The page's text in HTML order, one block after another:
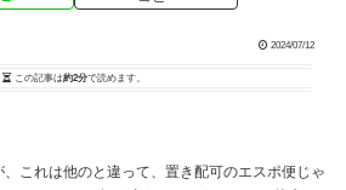
2024/07/12
この記事は約2分で読めます。
これは他のと違って、置き配可のエスポ便じゃ